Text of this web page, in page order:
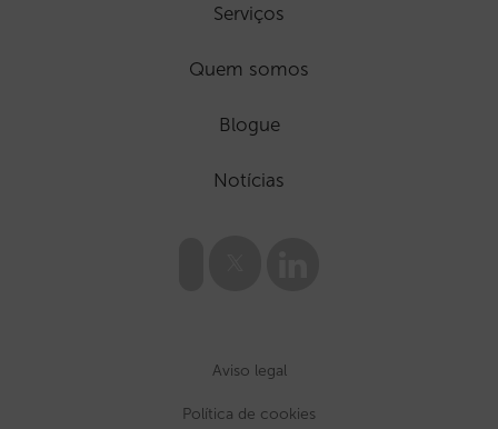
Serviços
Quem somos
Blogue
Notícias
Aviso legal
Política de cookies